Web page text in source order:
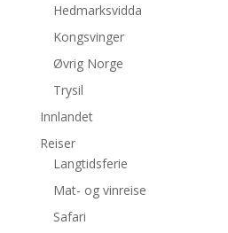
Hedmarksvidda
Kongsvinger
Øvrig Norge
Trysil
Innlandet
Reiser
Langtidsferie
Mat- og vinreise
Safari